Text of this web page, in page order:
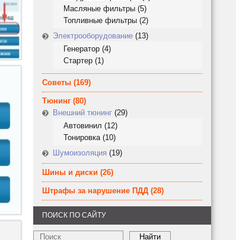
Масляные фильтры (5)
Топливные фильтры (2)
Электрооборудование (13)
Генератор (4)
Стартер (1)
Советы (169)
Тюнинг (80)
Внешний тюнинг (29)
Автовинил (12)
Тонировка(10)
Шумоизоляция (19)
Шины и диски (26)
Штрафы за нарушение ПДД (28)
ПОИСК ПО САЙТУ